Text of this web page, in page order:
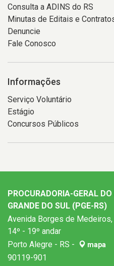
Consulta a ADINS do RS
Minutas de Editais e
Denuncie
Fale Conosco
Informações
Serviço Voluntário
Estágio
Concursos Públicos
PROCURADORIA-GERAL
GRANDE DO SUL (PGE-RS)
Avenida Borges de
14º - 19º andar
Porto Alegre - RS -
mapa
90119-901